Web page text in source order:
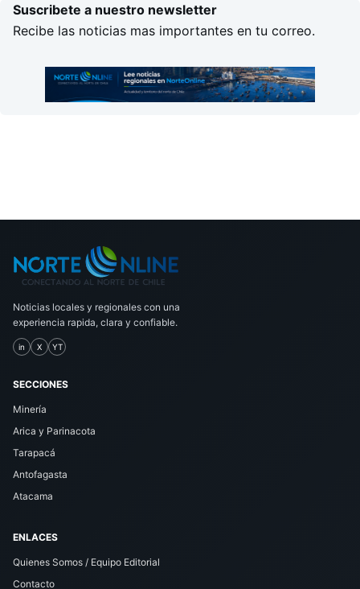
Suscribete a nuestro newsletter
Recibe las noticias mas importantes en tu correo.
Noticias locales y regionales con una
experiencia rapida, clara y confiable.
in X YT
SECCIONES
Minería
Arica y Parinacota
Tarapacá
Antofagasta
Atacama
ENLACES
Quienes Somos / Equipo Editorial
Contacto